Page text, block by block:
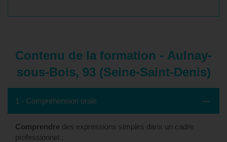
Contenu de la formation - Aulnay-
sous-Bois, 93 (Seine-Saint-Denis)
1 - Compréhension orale
Comprendre des expressions simples dans un cadre
professionnel ;